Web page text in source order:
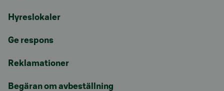
Hyreslokaler
Ge respons
Reklamationer
Begäran om avbeställning